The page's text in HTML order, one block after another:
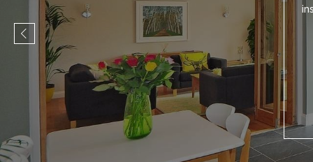
Slide précédent